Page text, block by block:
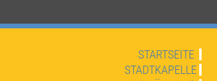
STARTSEITE
STADTKAPELLE